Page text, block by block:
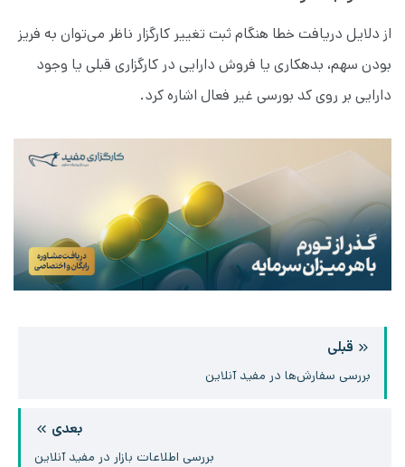
از دلایل دریافت خطا هنگام ثبت تغییر کارگزار ناظر می‌توان به فریز
بودن سهم، بدهکاری یا فروش دارایی در کارگزاری قبلی یا وجود
دارایی بر روی کد بورسی غیر فعال اشاره کرد.
قبلی
بررسی سفارش‌ها در مفید آنلاین
بعدی
بررسی اطلاعات بازار در مفید آنلاین